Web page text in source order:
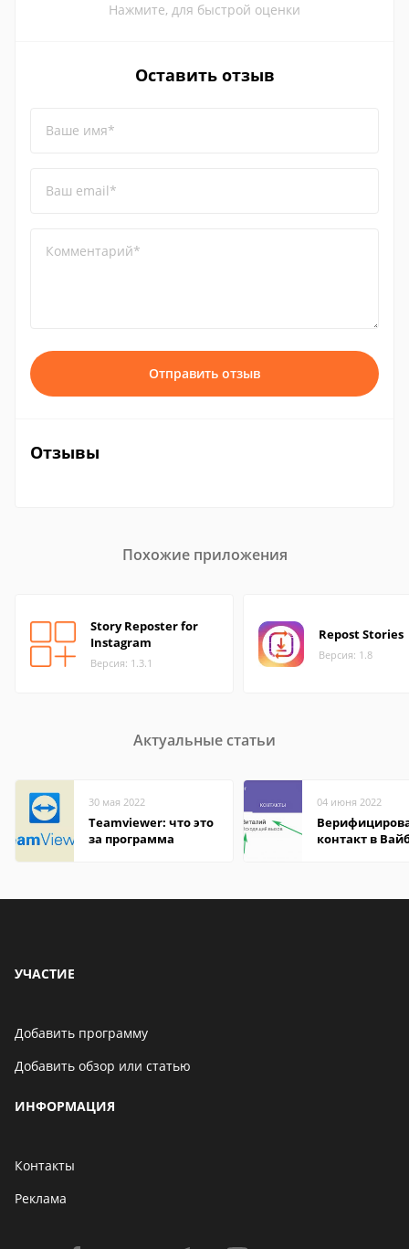
Нажмите, для быстрой оценки
Оставить отзыв
Ваше имя*
Ваш email*
Комментарий*
Отправить отзыв
Отзывы
Похожие приложения
Story Reposter for
Instagram
Версия: 1.3.1
Repost Stories
Версия: 1.8
Актуальные статьи
30 мая 2022
Teamviewer: что это
за программа
04 июня 2022
контакт в
УЧАСТИЕ
Добавить программу
Добавить обзор или статью
ИНФОРМАЦИЯ
Контакты
Реклама